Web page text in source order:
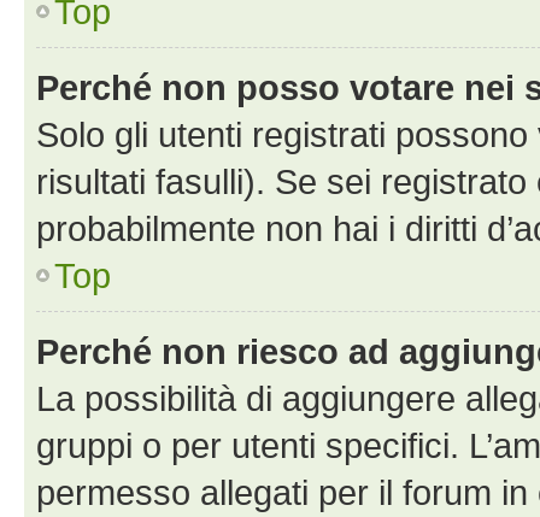
Top
Perché non posso votare nei
Solo gli utenti registrati
risultati fasulli). Se sei
probabilmente non hai i diritti
Top
Perché non riesco ad
La possibilità di aggiungere
gruppi o per utenti specifici.
permesso allegati per il forum